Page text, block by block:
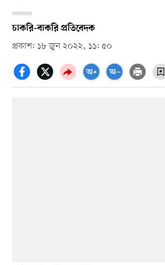
চাকরি-বাকরি প্রতিবেদক
প্রকাশ: ১৮ জুন ২০২২, ১১: ৫০